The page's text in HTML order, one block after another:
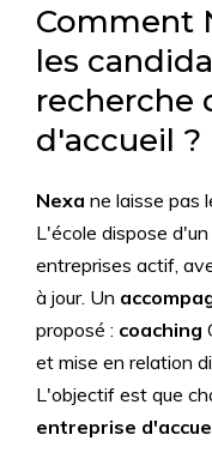
Comment
les
recherche
d'accueil ?
Nexa ne laisse pas
L'école dispose
entreprises actif,
à jour. Un
proposé : coaching
et mise en relation
L'objectif est que
entreprise